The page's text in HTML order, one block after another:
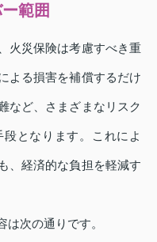
範囲
火災保険は考慮すべき重
よる損害を補償するだけ
など、さまざまなリスク
となります。これによ
、経済的な負担を軽減す
次の通りです。